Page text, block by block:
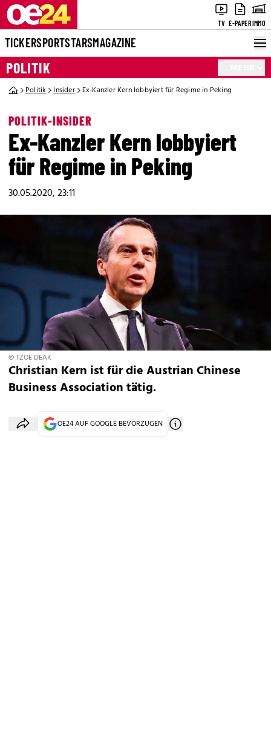
TV E-PAPERIMMO
TICKERSPORTSTARSMAGAZINE
POLITIK
Politik Insider Ex-Kanzler Kern lobbyiert für Regime in Peking
POLITIK-INSIDER
Ex-Kanzler Kern lobbyiert
für Regime in Peking
30.05.2020, 23:11
© TZOE DEAK
Christian Kern ist für die Austrian Chinese
Business Association tätig.
OE24 AUF GOOGLE BEVORZUGEN